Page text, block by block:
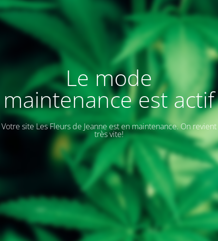
Le mode
maintenance est actif
Votre site Les Fleurs de Jeanne est en maintenance. On revient
très vite!